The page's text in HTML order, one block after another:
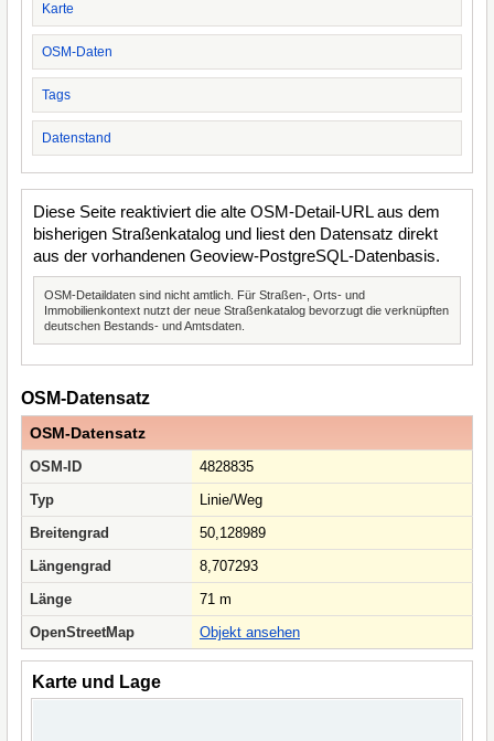
Karte
OSM-Daten
Tags
Datenstand
Diese Seite reaktiviert die alte OSM-Detail-URL aus dem
bisherigen Straßenkatalog und liest den Datensatz direkt
aus der vorhandenen Geoview-PostgreSQL-Datenbasis.
OSM-Detaildaten sind nicht amtlich. Für Straßen-, Orts- und
Immobilienkontext nutzt der neue Straßenkatalog bevorzugt die verknüpften
deutschen Bestands- und Amtsdaten.
OSM-Datensatz
OSM-Datensatz
OSM-ID
4828835
Typ
Linie/Weg
Breitengrad
50,128989
Längengrad
8,707293
Länge
71 m
OpenStreetMap
Objekt ansehen
Karte und Lage